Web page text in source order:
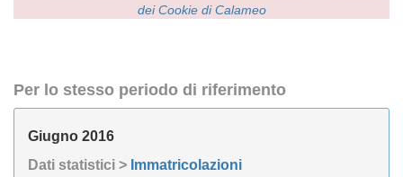
dei Cookie di Calameo
Per lo stesso periodo di riferimento
Giugno 2016
Dati statistici > Immatricolazioni